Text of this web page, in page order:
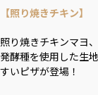
【照り焼きチキン】
照り焼きチキンマヨ
発酵種を使用した生
すいピザが登場！